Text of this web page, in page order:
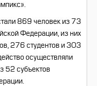
869 человек из 73
Федерации, из них
276 студентов и 303
осуществляли
52 субъектов